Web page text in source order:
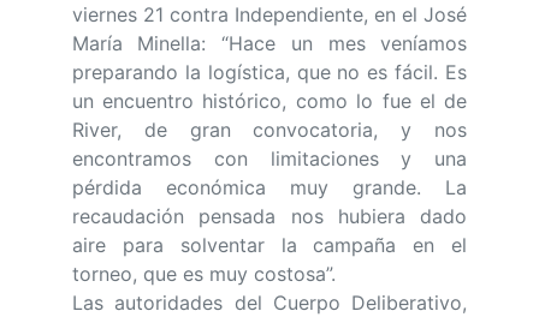
viernes 21 contra Independiente, en el José
María Minella: “Hace un mes veníamos
preparando la logística, que no es fácil. Es
un encuentro histórico, como lo fue el de
River, de gran convocatoria, y nos
encontramos con limitaciones y una
pérdida económica muy grande. La
recaudación pensada nos hubiera dado
aire para solventar la campaña en el
torneo, que es muy costosa”.
Las autoridades del Cuerpo Deliberativo,